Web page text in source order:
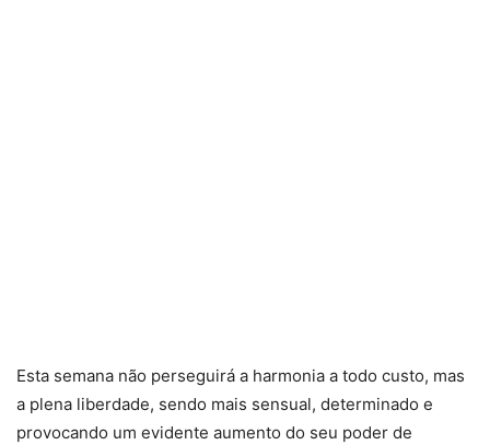
Esta semana não perseguirá a harmonia a todo custo, mas
a plena liberdade, sendo mais sensual, determinado e
provocando um evidente aumento do seu poder de